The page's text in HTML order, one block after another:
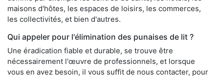
maisons d'hôtes, les espaces de loisirs, les commerces,
les collectivités, et bien d'autres.
Qui appeler pour l'élimination des punaises de lit ?
Une éradication fiable et durable, se trouve être
nécessairement l'œuvre de professionnels, et lorsque
vous en avez besoin, il vous suffit de nous contacter, pour